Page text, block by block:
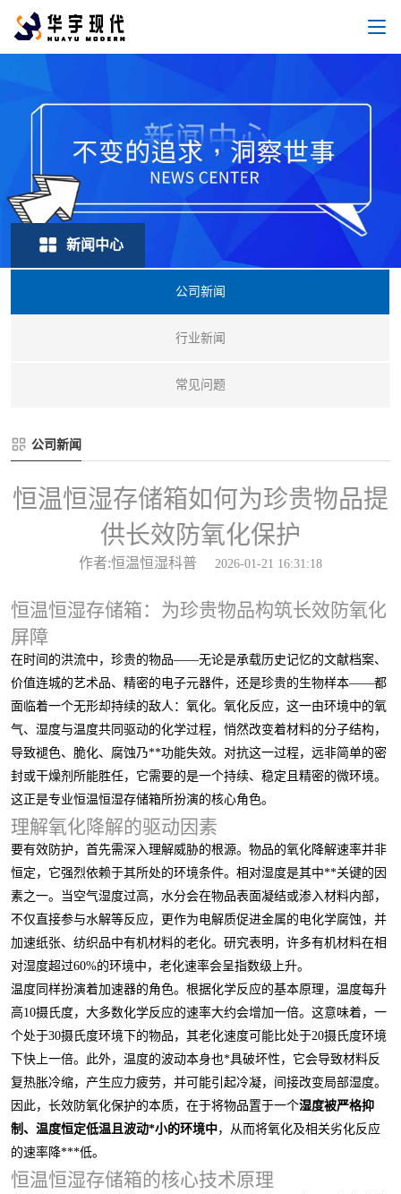
新闻中心
公司新闻
行业新闻
常见问题
公司新闻
恒温恒湿存储箱如何为珍贵物品提
供长效防氧化保护
作者:恒温恒湿科普 2026-01-21 16:31:18
恒温恒湿存储箱：为珍贵物品构筑长效防氧化
屏障
在时间的洪流中，珍贵的物品——无论是承载历史记忆的文献档案、
价值连城的艺术品、精密的电子元器件，还是珍贵的生物样本——都
面临着一个无形却持续的敌人：氧化。氧化反应，这一由环境中的氧
气、湿度与温度共同驱动的化学过程，悄然改变着材料的分子结构，
导致褪色、脆化、腐蚀乃**功能失效。对抗这一过程，远非简单的密
封或干燥剂所能胜任，它需要的是一个持续、稳定且精密的微环境。
这正是专业恒温恒湿存储箱所扮演的核心角色。
理解氧化降解的驱动因素
要有效防护，首先需深入理解威胁的根源。物品的氧化降解速率并非
恒定，它强烈依赖于其所处的环境条件。相对湿度是其中**关键的因
素之一。当空气湿度过高，水分会在物品表面凝结或渗入材料内部，
不仅直接参与水解等反应，更作为电解质促进金属的电化学腐蚀，并
加速纸张、纺织品中有机材料的老化。研究表明，许多有机材料在相
对湿度超过60%的环境中，老化速率会呈指数级上升。
温度同样扮演着加速器的角色。根据化学反应的基本原理，温度每升
高10摄氏度，大多数化学反应的速率大约会增加一倍。这意味着，一
个处于30摄氏度环境下的物品，其老化速度可能比处于20摄氏度环境
下快上一倍。此外，温度的波动本身也*具破坏性，它会导致材料反
复热胀冷缩，产生应力疲劳，并可能引起冷凝，间接改变局部湿度。
因此，长效防氧化保护的本质，在于将物品置于一个湿度被严格抑
制、温度恒定低温且波动*小的环境中，从而将氧化及相关劣化反应
的速率降***低。
恒温恒湿存储箱的核心技术原理